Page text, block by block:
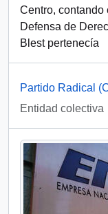
Centro, contando
Defensa de
Blest pertenecía
Partido Radical
Entidad colectiva